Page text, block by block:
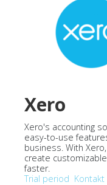
Xero
Xero's accounting
easy-to-use
business. With
create
faster.
Trial period Kontakt